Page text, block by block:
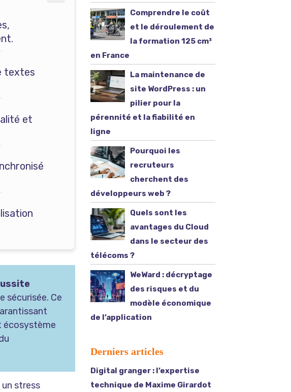
textes
et
sécurisée. Ce
écosystème
stress
Comprendre le coût
et le déroulement de
la formation 125 cm³
en France
La maintenance de
site WordPress : un
pilier pour la
pérennité et la fiabilité en
ligne
Pourquoi les
recruteurs
cherchent des
développeurs web ?
Quels sont les
avantages du Cloud
dans le secteur des
télécoms ?
WeWard : décryptage
des risques et du
modèle économique
de l’application
Derniers articles
Digital granger : l’expertise
technique de Maxime Girardot